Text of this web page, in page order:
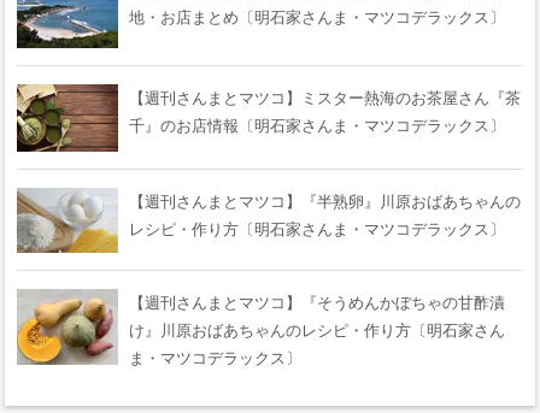
地・お店まとめ〔明石家さんま・マツコデラックス〕
【週刊さんまとマツコ】ミスター熱海のお茶屋さん『茶
千』のお店情報〔明石家さんま・マツコデラックス〕
【週刊さんまとマツコ】『半熟卵』川原おばあちゃんの
レシピ・作り方〔明石家さんま・マツコデラックス〕
【週刊さんまとマツコ】『そうめんかぼちゃの甘酢漬
け』川原おばあちゃんのレシピ・作り方〔明石家さん
ま・マツコデラックス〕